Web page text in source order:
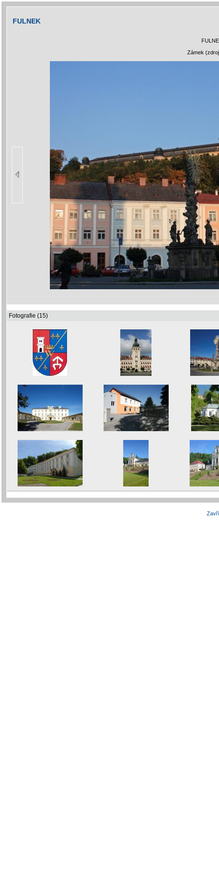
FULNEK
Zámek
Fotografie (15)